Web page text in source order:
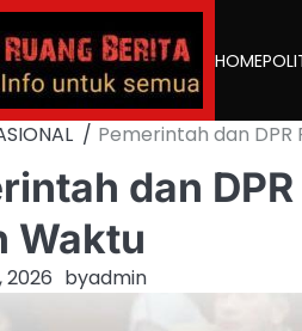
HOME
Pemerintah dan DPR
dan
Waktu
2026 byadmin